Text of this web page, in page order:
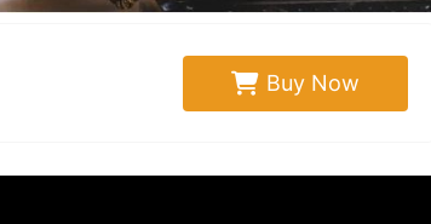
Buy Now